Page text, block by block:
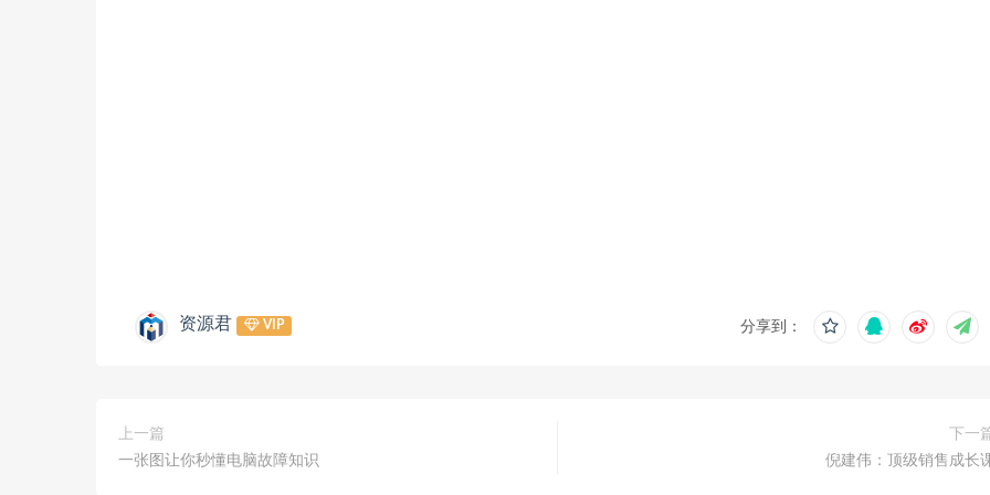
资源君 VIP 分享到：
上一篇
一张图让你秒懂电脑故障知识
下一
倪建伟：顶级销售成长